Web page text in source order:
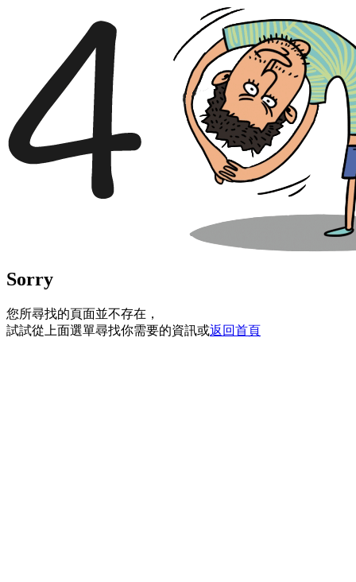
Sorry
您所尋找的頁面並不存在，
試試從上面選單尋找你需要的資訊或返回首頁